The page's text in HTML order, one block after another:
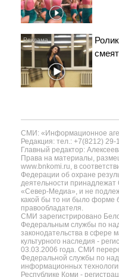
СМИ: «Информационное
Редакция: тел.: +7(8212)
Главный редактор:
Права на материалы,
www.bnkomi.ru, в
Федерации об охране
деятельности
«Север-Медиа», и не
какой бы то ни было форме
правообладателя.
СМИ зарегистрировано
Федеральным службы по
законодательства в сфере
культурного наследия -
03.03.2006 года. СМИ
Федеральной службы по
информационных
Республике Коми -